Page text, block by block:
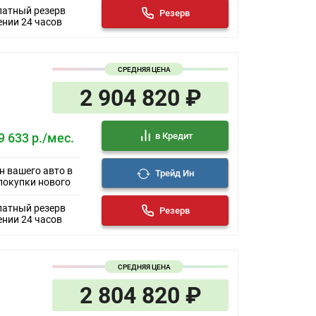
резерв
24 часов
Резерв
СРЕДНЯЯ ЦЕНА
2 904 820 ₽
633 р./мес. в Кредит
вашего авто в
нового
Трейд Ин
резерв
24 часов
Резерв
СРЕДНЯЯ ЦЕНА
2 804 820 ₽